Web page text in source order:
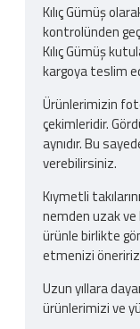
Kılıç Gümüş
kontrolünden
Kılıç Gümüş
kargoya teslim
Ürünlerimizin
çekimleridir.
aynıdır. Bu
verebilirsiniz.
Kıymetli
nemden uzak
ürünle birlikte
etmenizi
Uzun yıllara
ürünlerimizi ve